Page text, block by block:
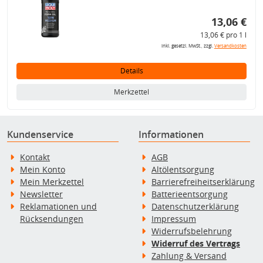
13,06 €
13,06 € pro 1 l
inkl. gesetzl. MwSt., zzgl.Versandkosten
Details
Merkzettel
Kundenservice
Kontakt
Mein Konto
Mein Merkzettel
Newsletter
Reklamationen und
Rücksendungen
Informationen
AGB
Altölentsorgung
Barrierefreiheitserklärung
Batterieentsorgung
Datenschutzerklärung
Impressum
Widerrufsbelehrung
Widerruf des Vertrags
Zahlung & Versand